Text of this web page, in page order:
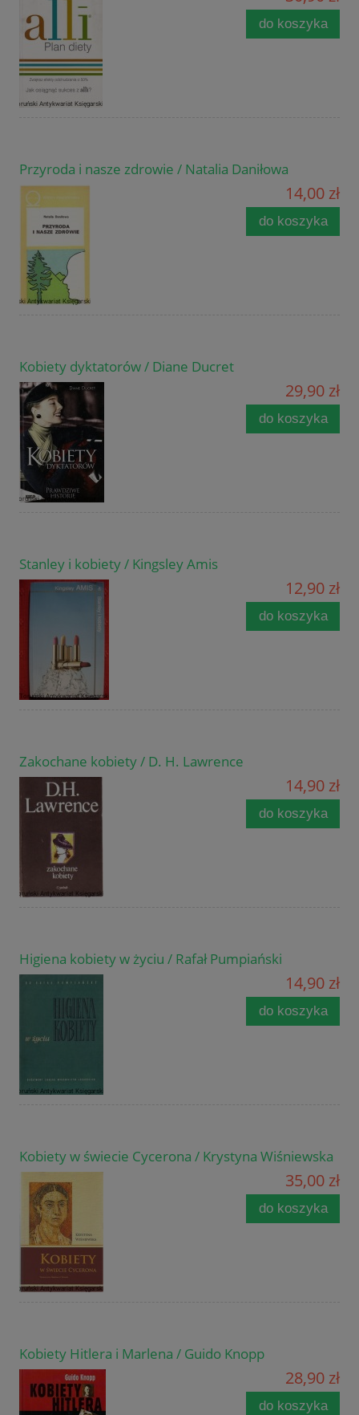
do koszyka
Przyroda i nasze zdrowie / Natalia Daniłowa
14,00 zł
do koszyka
Kobiety dyktatorów / Diane Ducret
29,90 zł
do koszyka
Stanley i kobiety / Kingsley Amis
12,90 zł
do koszyka
Zakochane kobiety / D. H. Lawrence
14,90 zł
do koszyka
Higiena kobiety w życiu / Rafał Pumpiański
14,90 zł
do koszyka
Kobiety w świecie Cycerona / Krystyna Wiśniewska
35,00 zł
do koszyka
Kobiety Hitlera i Marlena / Guido Knopp
28,90 zł
do koszyka